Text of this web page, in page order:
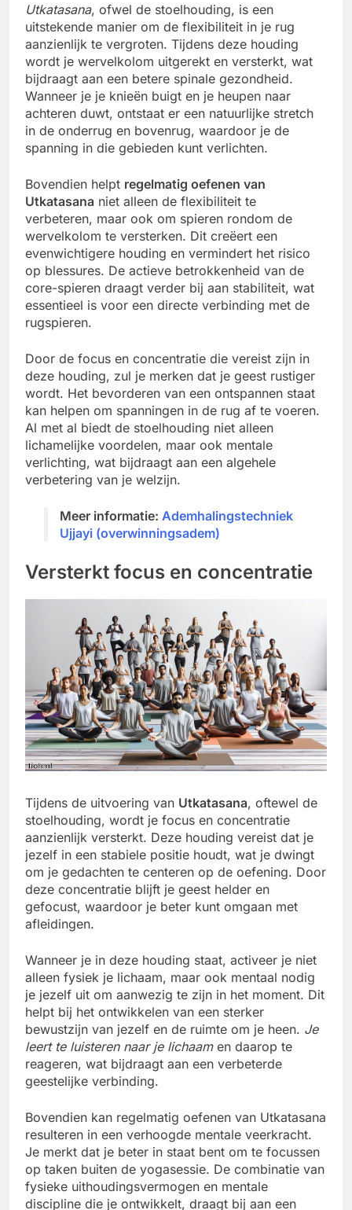
Utkatasana, ofwel de stoelhouding, is een
uitstekende manier om de flexibiliteit in je rug
aanzienlijk te vergroten. Tijdens deze houding
wordt je wervelkolom uitgerekt en versterkt, wat
bijdraagt aan een betere spinale gezondheid.
Wanneer je je knieën buigt en je heupen naar
achteren duwt, ontstaat er een natuurlijke stretch
in de onderrug en bovenrug, waardoor je de
spanning in die gebieden kunt verlichten.
Bovendien helpt regelmatig oefenen van
Utkatasana niet alleen de flexibiliteit te
verbeteren, maar ook om spieren rondom de
wervelkolom te versterken. Dit creëert een
evenwichtigere houding en vermindert het risico
op blessures. De actieve betrokkenheid van de
core-spieren draagt verder bij aan stabiliteit, wat
essentieel is voor een directe verbinding met de
rugspieren.
Door de focus en concentratie die vereist zijn in
deze houding, zul je merken dat je geest rustiger
wordt. Het bevorderen van een ontspannen staat
kan helpen om spanningen in de rug af te voeren.
Al met al biedt de stoelhouding niet alleen
lichamelijke voordelen, maar ook mentale
verlichting, wat bijdraagt aan een algehele
verbetering van je welzijn.
Meer informatie: Ademhalingstechniek
Ujjayi (overwinningsadem)
Versterkt focus en concentratie
Tijdens de uitvoering van Utkatasana, oftewel de
stoelhouding, wordt je focus en concentratie
aanzienlijk versterkt. Deze houding vereist dat je
jezelf in een stabiele positie houdt, wat je dwingt
om je gedachten te centeren op de oefening. Door
deze concentratie blijft je geest helder en
gefocust, waardoor je beter kunt omgaan met
afleidingen.
Wanneer je in deze houding staat, activeer je niet
alleen fysiek je lichaam, maar ook mentaal nodig
je jezelf uit om aanwezig te zijn in het moment. Dit
helpt bij het ontwikkelen van een sterker
bewustzijn van jezelf en de ruimte om je heen. Je
leert te luisteren naar je lichaamen daarop te
reageren, wat bijdraagt aan een verbeterde
geestelijke verbinding.
Bovendien kan regelmatig oefenen van Utkatasana
resulteren in een verhoogde mentale veerkracht.
Je merkt dat je beter in staat bent om te focussen
op taken buiten de yogasessie. De combinatie van
fysieke uithoudingsvermogen en mentale
discipline die je ontwikkelt, draagt bij aan een